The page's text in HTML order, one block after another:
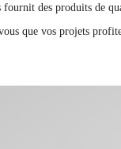
des produits de
que vos projets